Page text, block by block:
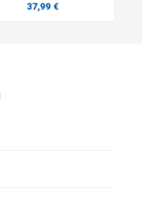
37,99 €